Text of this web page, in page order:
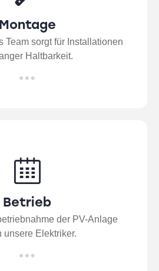
Montage
Team sorgt für Installationen
Haltbarkeit.
Betrieb
der PV-Anlage
unsere Elektriker.